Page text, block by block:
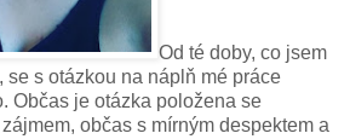
Od té doby, co jsem
s otázkou na náplň mé práce
Občas je otázka položena se
občas s mírným despektem a